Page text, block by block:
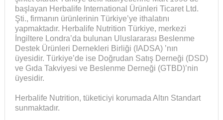
başlayan Herbalife International Ürünleri Ticaret Ltd.
Şti., firmanın ürünlerinin Türkiye’ye ithalatını
yapmaktadır. Herbalife Nutrition Türkiye, merkezi
İngiltere Londra’da bulunan Uluslararası Beslenme
Destek Ürünleri Dernekleri Birliği (IADSA) ’nın
üyesidir. Türkiye’de ise Doğrudan Satış Derneği (DSD)
ve Gıda Takviyesi ve Beslenme Derneği (GTBD)’nin
üyesidir.
Herbalife Nutrition, tüketiciyi korumada Altın Standart
sunmaktadır.